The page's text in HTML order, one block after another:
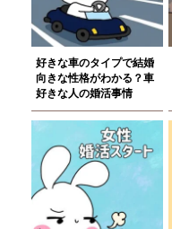
好きな車のタイプで結婚
向きな性格がわかる？車
好きな人の婚活事情